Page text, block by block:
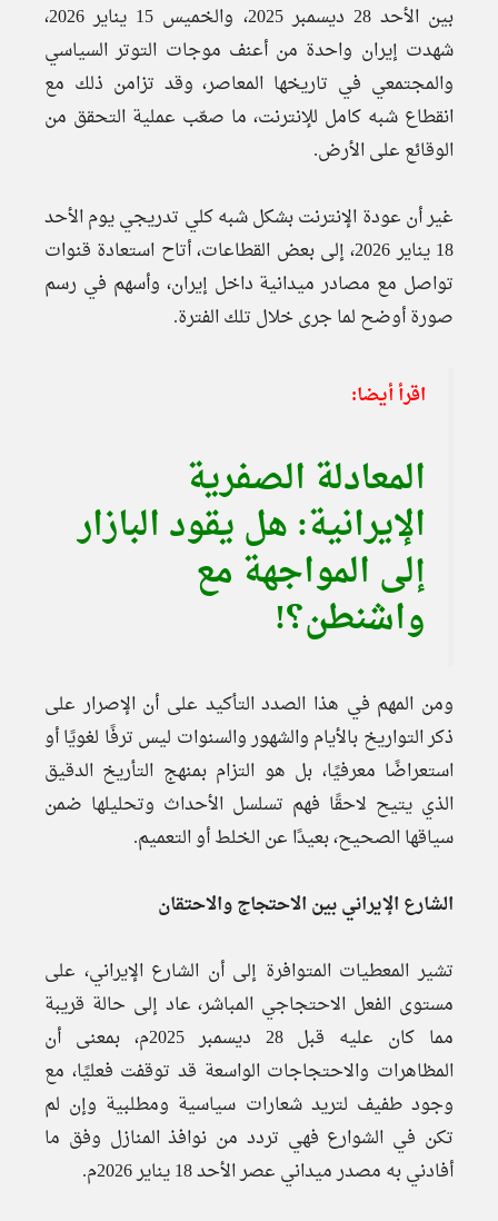
بين الأحد 28 ديسمبر 2025، والخميس 15 يناير 2026،
شهدت إيران واحدة من أعنف موجات التوتر السياسي
والمجتمعي في تاريخها المعاصر، وقد تزامن ذلك مع
انقطاع شبه كامل للإنترنت، ما صعّب عملية التحقق من
الوقائع على الأرض.
غير أن عودة الإنترنت بشكل شبه كلي تدريجي يوم الأحد
18 يناير 2026، إلى بعض القطاعات، أتاح استعادة قنوات
تواصل مع مصادر ميدانية داخل إيران، وأسهم في رسم
صورة أوضح لما جرى خلال تلك الفترة.
اقرأ أيضا:
المعادلة الصفرية
الإيرانية: هل يقود البازار
إلى المواجهة مع
واشنطن؟!
ومن المهم في هذا الصدد التأكيد على أن الإصرار على
ذكر التواريخ بالأيام والشهور والسنوات ليس ترفًا لغويًا أو
استعراضًا معرفيًا، بل هو التزام بمنهج التأريخ الدقيق
الذي يتيح لاحقًا فهم تسلسل الأحداث وتحليلها ضمن
سياقها الصحيح، بعيدًا عن الخلط أو التعميم.
الشارع الإيراني بين الاحتجاج والاحتقان
تشير المعطيات المتوافرة إلى أن الشارع الإيراني، على
مستوى الفعل الاحتجاجي المباشر، عاد إلى حالة قريبة
مما كان عليه قبل 28 ديسمبر 2025م، بمعنى أن
المظاهرات والاحتجاجات الواسعة قد توقفت فعليًا، مع
وجود طفيف لتريد شعارات سياسية ومطلبية وإن لم
تكن في الشوارع فهي تردد من نوافذ المنازل وفق ما
أفادني به مصدر ميداني عصر الأحد 18 يناير 2026م.